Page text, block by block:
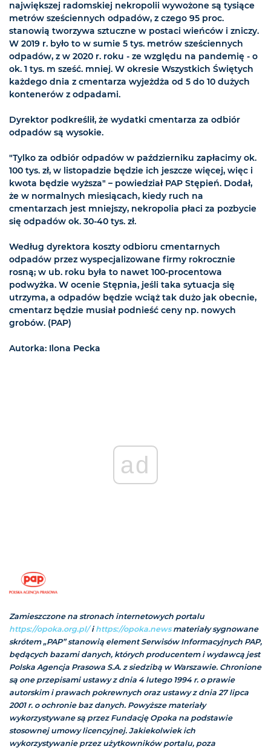
największej radomskiej nekropolii wywożone są tysiące
metrów sześciennych odpadów, z czego 95 proc.
stanowią tworzywa sztuczne w postaci wieńców i zniczy.
W 2019 r. było to w sumie 5 tys. metrów sześciennych
odpadów, z w 2020 r. roku - ze względu na pandemię - o
ok. 1 tys. m sześć. mniej. W okresie Wszystkich Świętych
każdego dnia z cmentarza wyjeżdża od 5 do 10 dużych
kontenerów z odpadami.
Dyrektor podkreślił, że wydatki cmentarza za odbiór
odpadów są wysokie.
"Tylko za odbiór odpadów w październiku zapłacimy ok.
100 tys. zł, w listopadzie będzie ich jeszcze więcej, więc i
kwota będzie wyższa" – powiedział PAP Stępień. Dodał,
że w normalnych miesiącach, kiedy ruch na
cmentarzach jest mniejszy, nekropolia płaci za pozbycie
się odpadów ok. 30-40 tys. zł.
Według dyrektora koszty odbioru cmentarnych
odpadów przez wyspecjalizowane firmy rokrocznie
rosną; w ub. roku była to nawet 100-procentowa
podwyżka. W ocenie Stępnia, jeśli taka sytuacja się
utrzyma, a odpadów będzie wciąż tak dużo jak obecnie,
cmentarz będzie musiał podnieść ceny np. nowych
grobów. (PAP)
Autorka: Ilona Pecka
ad
Zamieszczone na stronach internetowych portalu
https://opoka.org.pl/i https://opoka.newsmateriały sygnowane
skrótem „PAP” stanowią element Serwisów Informacyjnych PAP,
będących bazami danych, których producentem i wydawcą jest
Polska Agencja Prasowa S.A. z siedzibą w Warszawie. Chronione
są one przepisami ustawy z dnia 4 lutego 1994 r. o prawie
autorskim i prawach pokrewnych oraz ustawy z dnia 27 lipca
2001 r. o ochronie baz danych. Powyższe materiały
wykorzystywane są przez Fundację Opoka na podstawie
stosownej umowy licencyjnej. Jakiekolwiek ich
wykorzystywanie przez użytkowników portalu, poza